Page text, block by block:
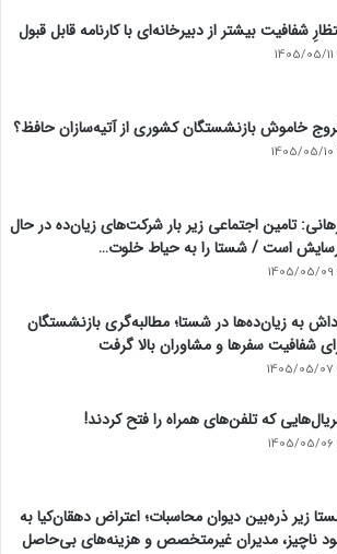
شفافیت بیشتر از دبیرخانه‌ای با کارنامه قابل قبول
1405/05/11
خاموش بازنشستگان کشوری از آتیه‌سازان حافظ؟
1405/05/10
تامین اجتماعی زیر بار شرکت‌های زیان‌ده در حال
است / شستا را به حیاط خلوت…
1405/05/09
به زیان‌ده‌ها در شستا؛ مطالبه‌گری بازنشستگان
شفافیت سفرها و مشاوران بالا گرفت
1405/05/07
که تلفن‌های همراه را فتح کردند!
1405/05/06
زیر ذره‌بین دیوان محاسبات؛ اعتراض دهقان‌کیا به
ناچیز، مدیران غیرمتخصص و هزینه‌های بی‌حاصل